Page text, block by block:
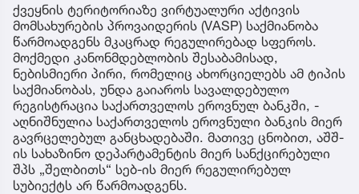
ქვეყნის ტერიტორიაზე ვირტუალური აქტივის
მომსახურების პროვაიდერის (VASP) საქმიანობა
წარმოადგენს მკაცრად რეგულირებად სფეროს.
მოქმედი კანონმდებლობის შესაბამისად,
ნებისმიერი პირი, რომელიც ახორციელებს ამ ტიპის
საქმიანობას, უნდა გაიაროს სავალდებულო
რეგისტრაცია საქართველოს ეროვნულ ბანკში, -
აღნიშნულია საქართველოს ეროვნული ბანკის მიერ
გავრცელებულ განცხადებაში. მათივე ცნობით, აშშ-
ის სახაზინო დეპარტამენტის მიერ სანქცირებული
შპს „შელბითს“ სებ-ის მიერ რეგულირებულ
სუბიექტს არ წარმოადგენს.